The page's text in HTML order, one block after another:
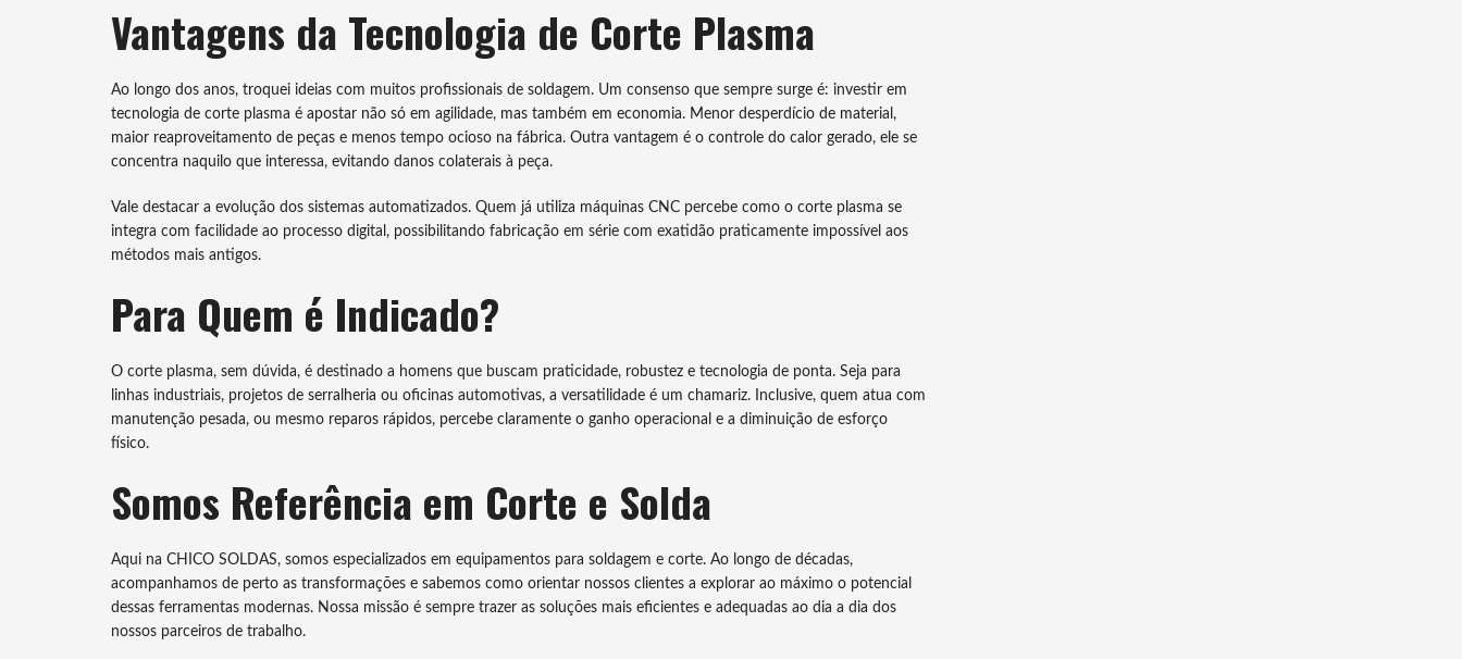
Vantagens da Tecnologia de Corte Plasma
Ao longo dos anos, troquei ideias com muitos profissionais de soldagem. Um consenso que sempre surge é: investir em
tecnologia de corte plasma é apostar não só em agilidade, mas também em economia. Menor desperdício de material,
maior reaproveitamento de peças e menos tempo ocioso na fábrica. Outra vantagem é o controle do calor gerado, ele se
concentra naquilo que interessa, evitando danos colaterais à peça.
Vale destacar a evolução dos sistemas automatizados. Quem já utiliza máquinas CNC percebe como o corte plasma se
integra com facilidade ao processo digital, possibilitando fabricação em série com exatidão praticamente impossível aos
métodos mais antigos.
Para Quem é Indicado?
O corte plasma, sem dúvida, é destinado a homens que buscam praticidade, robustez e tecnologia de ponta. Seja para
linhas industriais, projetos de serralheria ou oficinas automotivas, a versatilidade é um chamariz. Inclusive, quem atua com
manutenção pesada, ou mesmo reparos rápidos, percebe claramente o ganho operacional e a diminuição de esforço
físico.
Somos Referência em Corte e Solda
Aqui na CHICO SOLDAS, somos especializados em equipamentos para soldagem e corte. Ao longo de décadas,
acompanhamos de perto as transformações e sabemos como orientar nossos clientes a explorar ao máximo o potencial
dessas ferramentas modernas. Nossa missão é sempre trazer as soluções mais eficientes e adequadas ao dia a dia dos
nossos parceiros de trabalho.